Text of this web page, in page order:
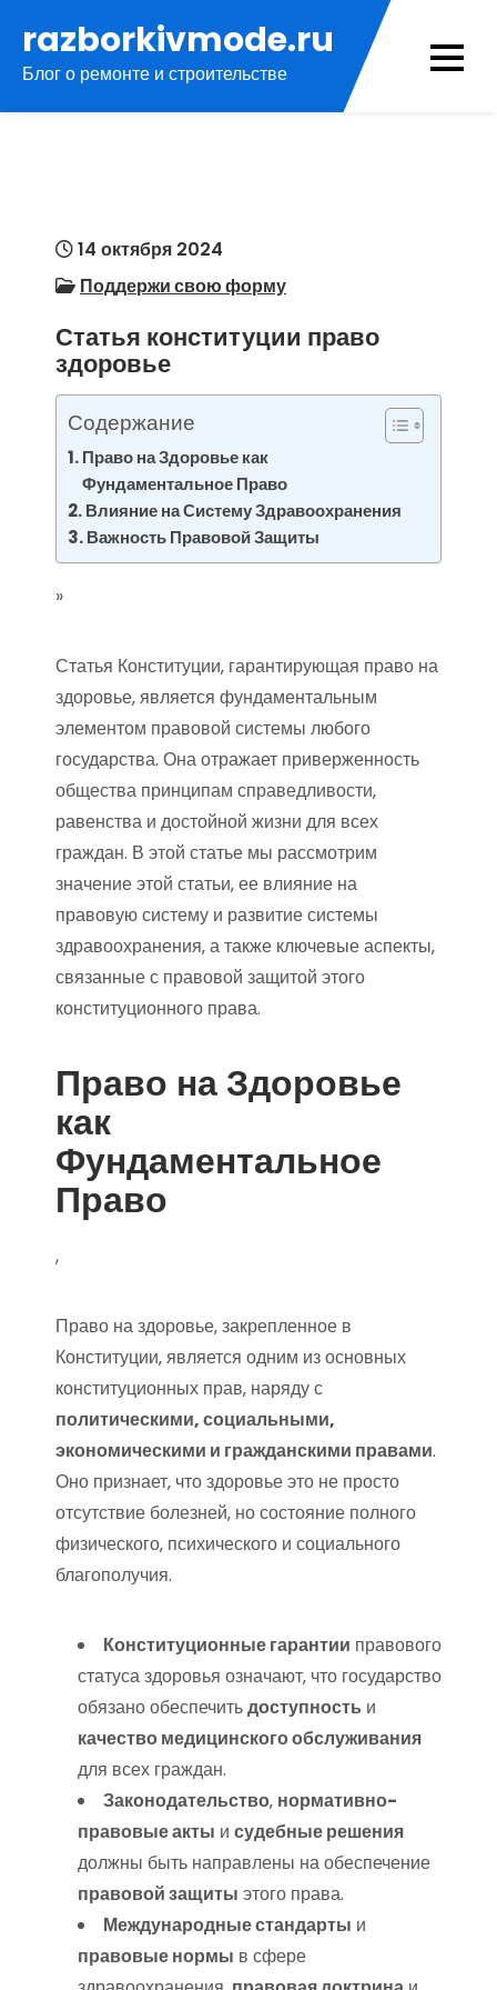
содержимому
razborkivmode.ru
Блог о ремонте и строительстве
14 октября 2024
Поддержи свою форму
Статья конституции право
здоровье
Содержание
Право на Здоровье как
Фундаментальное Право
Влияние на Систему Здравоохранения
Важность Правовой Защиты
»
Статья Конституции‚ гарантирующая право на
здоровье‚ является фундаментальным
элементом правовой системы любого
государства. Она отражает приверженность
общества принципам справедливости‚
равенства и достойной жизни для всех
граждан. В этой статье мы рассмотрим
значение этой статьи‚ ее влияние на
правовую систему и развитие системы
здравоохранения‚ а также ключевые аспекты‚
связанные с правовой защитой этого
конституционного права.
Право на Здоровье
как
Фундаментальное
Право
,
Право на здоровье‚ закрепленное в
Конституции‚ является одним из основных
конституционных прав‚ наряду с
политическими‚ социальными‚
экономическими и гражданскими правами.
Оно признает‚ что здоровье это не просто
отсутствие болезней‚ но состояние полного
физического‚ психического и социального
благополучия.
Конституционные гарантии правового
статуса здоровья означают‚ что государство
обязано обеспечитьдоступность и
качество медицинского обслуживания
для всех граждан.
Законодательство‚ нормативно-
правовые акты и судебные решения
должны быть направлены на обеспечение
правовой защиты этого права.
Международные стандарты и
правовые нормы в сфере